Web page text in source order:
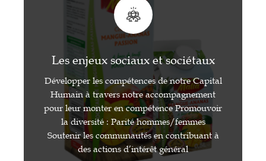
Les enjeux sociaux et sociétaux
Développer les compétences de notre Capital
Humain à travers notre accompagnement
pour leur monter en compétence Promouvoir
la diversité : Parité hommes/femmes
Soutenir les communautés en contribuant à
des actions d’intérêt général